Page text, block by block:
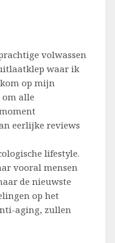
volwassen
waar ik
op mijn
om alle
eerlijke reviews
lifestyle.
vooral mensen
de nieuwste
op het
aging, zullen